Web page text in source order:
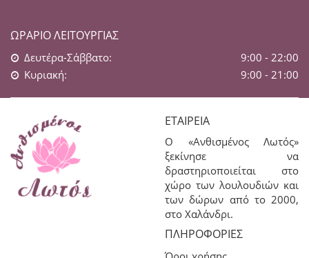
ΩΡΆΡΙΟ ΛΕΙΤΟΥΡΓΊΑΣ
Δευτέρα-Σάββατο:
9:00 - 22:00
Κυριακή:
9:00 - 21:00
ΕΤΑΙΡΕΊΑ
Ο «Ανθισμένος Λωτός»
ξεκίνησε να
δραστηριοποιείται στο
χώρο των λουλουδιών και
των δώρων από το 2000,
στο Χαλάνδρι.
ΠΛΗΡΟΦΟΡΊΕΣ